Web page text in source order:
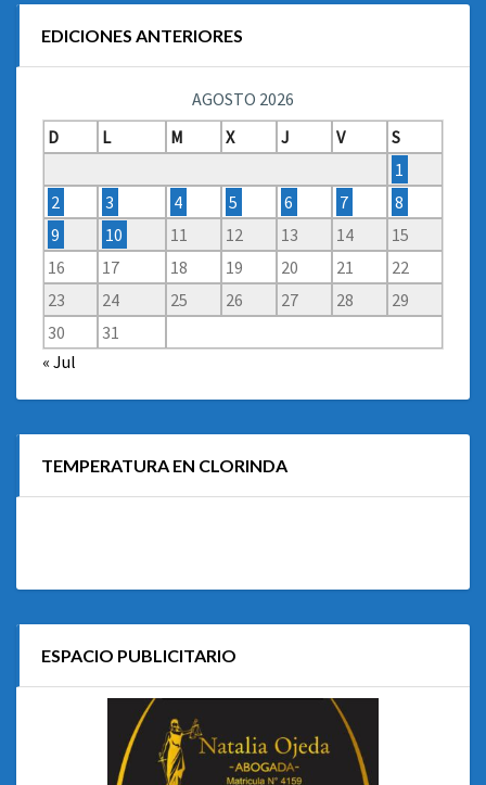
EDICIONES ANTERIORES
AGOSTO 2026
D
L M X J V
S
1
2
3 4 5 6 7
8
9
10 11 12 13 14
15
16
17 18 19 20 21
22
23
24 25 26 27 28
29
30
31
« Jul
TEMPERATURA EN CLORINDA
ESPACIO PUBLICITARIO